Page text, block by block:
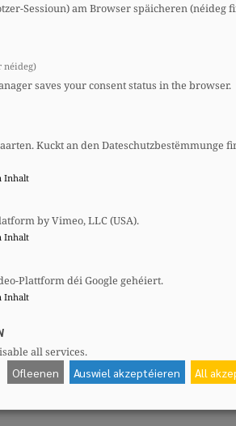
à l’article 80 du Règlement
intérieures au sujet des
communes recourent à des
le Ministre des Affaires
février 2026?
pour pouvoir équilibrer
haute considération.
Sessioun) am Browser späicheren (néideg
néideg)
saves your consent status in the browser.
Kuckt an den Dateschutzbestëmmunge
Inhalt
by Vimeo, LLC (USA).
Inhalt
Plattform déi Google gehéiert.
Inhalt
all services.
Ofleenen Auswiel akzeptéieren All